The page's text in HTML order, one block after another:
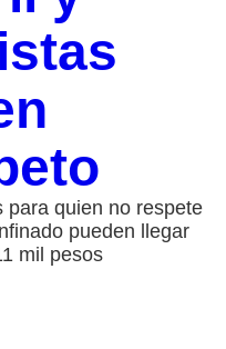
para quien no respete
pueden llegar
mil pesos